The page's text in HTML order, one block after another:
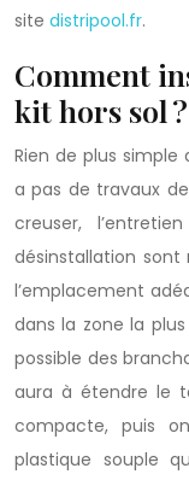
site distripool.fr.
Comment
kit hors sol ?
Rien de plus simple
a pas de travaux
creuser,
désinstallation
l’emplacement
dans la zone la
possible des
aura à étendre le
compacte, puis
plastique souple